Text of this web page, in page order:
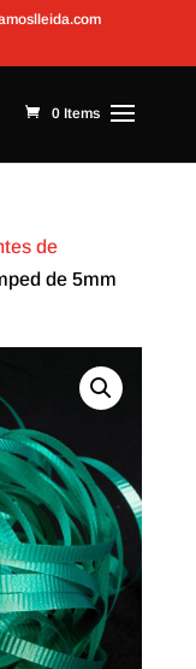
0 Items
de
de 5mm